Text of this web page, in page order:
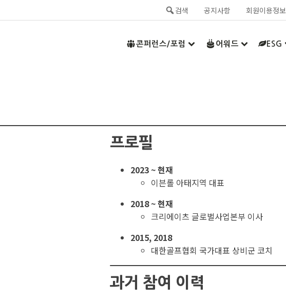
검색 공지사항 회원이용정보
콘퍼런스/포럼 어워드 ESG
프로필
2023 ~ 현재
이븐롤 아태지역 대표
2018 ~ 현재
크리에이츠 글로벌사업본부 이사
2015, 2018
대한골프협회 국가대표 상비군 코치
과거 참여 이력